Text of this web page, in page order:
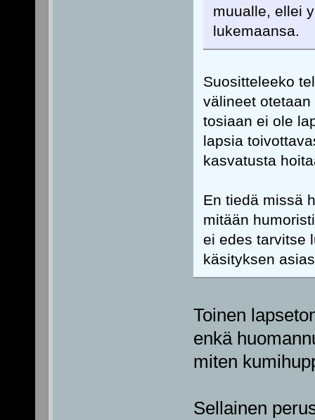
muualle, ellei
lukemaansa.
Suositteleeko
välineet
tosiaan ei ole
lapsia
kasvatusta
En tiedä missä
mitään
ei edes tarvitse
käsityksen
Toinen
enkä
miten
Sellainen